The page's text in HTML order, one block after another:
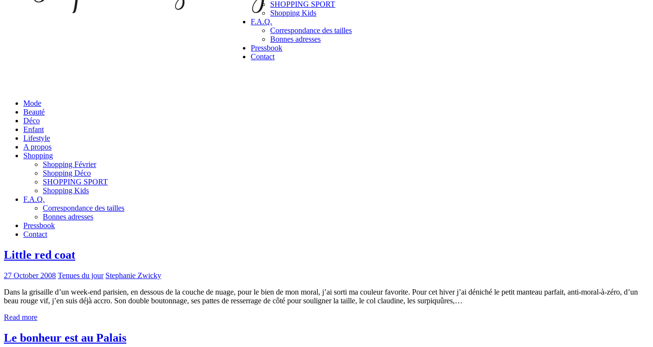
SHOPPING SPORT
Shopping Kids
F.A.Q.
Correspondance des tailles
Bonnes adresses
Pressbook
Contact
Mode
Beauté
Déco
Enfant
Lifestyle
A propos
Shopping
Shopping Février
Shopping Déco
SHOPPING SPORT
Shopping Kids
F.A.Q.
Correspondance des tailles
Bonnes adresses
Pressbook
Contact
Little red coat
27 October 2008 Tenues du jour Stephanie Zwicky
Dans la grisaille d’un week-end parisien, en dessous de la couche de nuage, pour le bien de mon moral, j’ai sorti ma couleur favorite. Pour cet hiver j’ai déniché le petit manteau parfait, anti-moral-à-zéro, d’un
beau rouge vif, j’en suis déjà accro. Son double boutonnage, ses pattes de resserrage de côté pour souligner la taille, le col claudine, les surpiquûres,…
Read more
Le bonheur est au Palais